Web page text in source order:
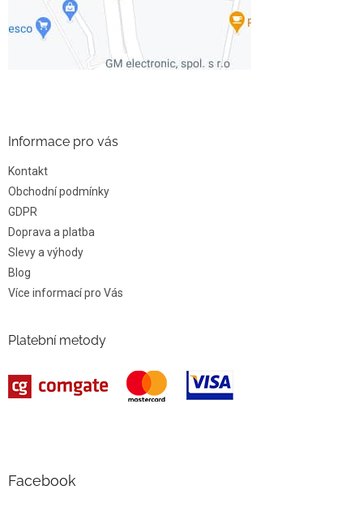
Informace pro vás
Kontakt
Obchodní podmínky
GDPR
Doprava a platba
Slevy a výhody
Blog
Více informací pro Vás
Platební metody
Facebook